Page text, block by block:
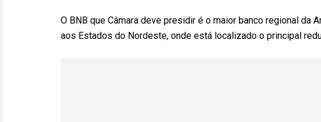
O BNB que Câmara deve presidir é o maior banco regional da
aos Estados do Nordeste, onde está localizado o principal